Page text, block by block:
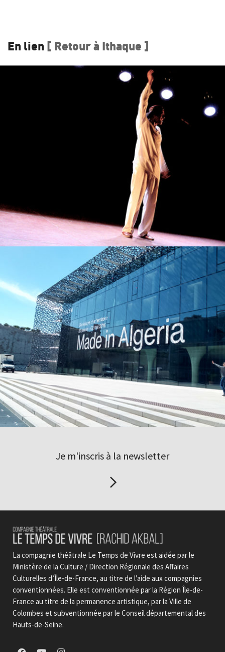
En lien [ Retour à Ithaque ]
Je m'inscris à la newsletter
La compagnie théâtrale Le Temps de Vivre est aidée par le
Ministère de la Culture / Direction Régionale des Affaires
Culturelles d’Île-de-France, au titre de l’aide aux compagnies
conventionnées. Elle est conventionnée par la Région Île-de-
France au titre de la permanence artistique, par la Ville de
Colombes et subventionnée par le Conseil départemental des
Hauts-de-Seine.